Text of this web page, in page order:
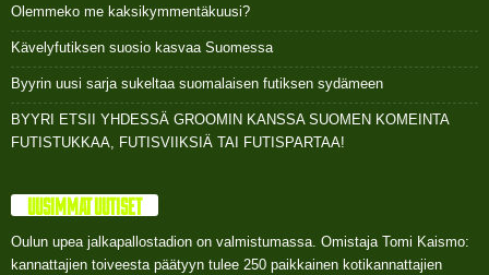
Olemmeko me kaksikymmentäkuusi?
Kävelyfutiksen suosio kasvaa Suomessa
Byyrin uusi sarja sukeltaa suomalaisen futiksen sydämeen
BYYRI ETSII YHDESSÄ GROOMIN KANSSA SUOMEN KOMEINTA
FUTISTUKKAA, FUTISVIIKSIÄ TAI FUTISPARTAA!
UUSIMMAT UUTISET
Oulun upea jalkapallostadion on valmistumassa. Omistaja Tomi Kaismo:
kannattajien toiveesta päätyyn tulee 250 paikkainen kotikannattajien